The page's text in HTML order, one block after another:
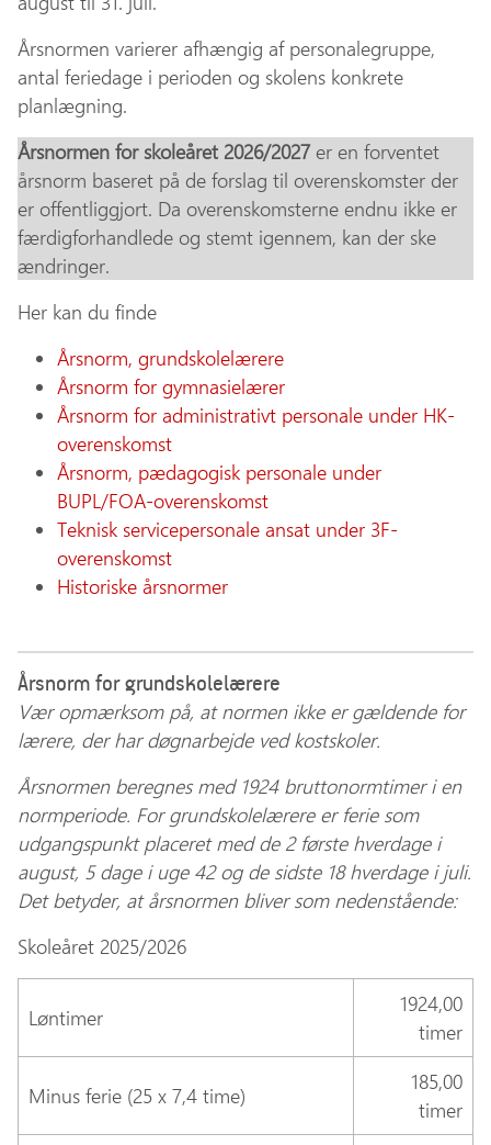
Årsnormen varierer afhængig af personalegruppe,
antal feriedage i perioden og skolens konkrete
planlægning.
Årsnormen for skoleåret 2026/2027 er en forventet
årsnorm baseret på de forslag til overenskomster der
er offentliggjort. Da overenskomsterne endnu ikke er
færdigforhandlede og stemt igennem, kan der ske
ændringer.
Her kan du finde
Årsnorm, grundskolelærere
Årsnorm for gymnasielærer
Årsnorm for administrativt personale under HK-
overenskomst
Årsnorm, pædagogisk personale under
BUPL/FOA-overenskomst
Teknisk servicepersonale ansat under 3F-
overenskomst
Historiske årsnormer
Årsnorm for grundskolelærere
Vær opmærksom på, at normen ikke er gældende for
lærere, der har døgnarbejde ved kostskoler.
Årsnormen beregnes med 1924 bruttonormtimer i en
normperiode. For grundskolelærere er ferie som
udgangspunkt placeret med de 2 første hverdage i
august, 5 dage i uge 42 og de sidste 18 hverdage i juli.
Det betyder, at årsnormen bliver som nedenstående:
Skoleåret 2025/2026
Løntimer
1924,00
timer
Minus ferie (25 x 7,4 time)
185,00
timer